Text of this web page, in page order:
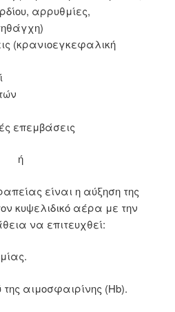
αρρυθμίες,
(κρανιοεγκεφαλική
επεμβάσεις
ή
είναι η αύξηση της
κυψελιδικό αέρα με την
να επιτευχθεί:
αιμοσφαιρίνης (Hb).